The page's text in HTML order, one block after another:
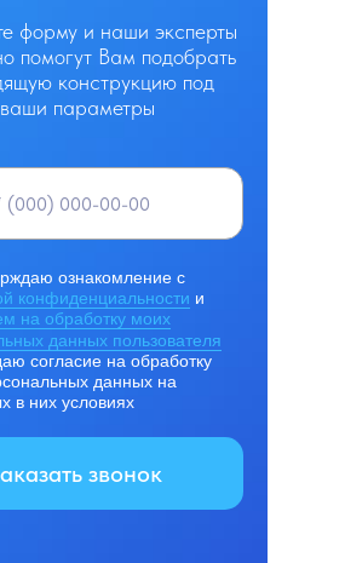
ознакомление с
конфиденциальности и
на обработку моих
данных пользователя
согласие на обработку
данных на
в них условиях
звонок
форму и наши эксперты
помогут Вам подобрать
конструкцию под
ваши параметры